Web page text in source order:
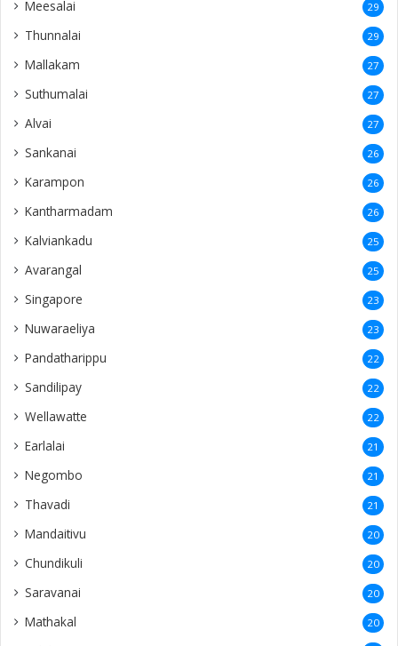
18
18
18
18
17
17
Navaly 17
16
16
Chulipuram 16
Punnalaikkadduvan 16
Columbuthurai 14
14
Ingland 14
14
13
Passaiyoor 13
13
13
13
13
12